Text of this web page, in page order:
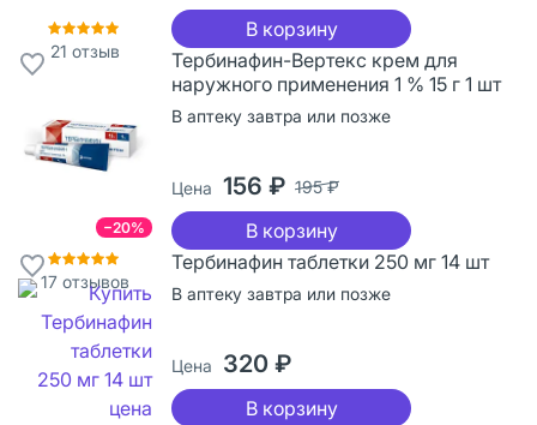
21 отзыв
В корзину
−20%
17 отзывов
Тербинафин-Вертекс крем для
наружного применения 1 % 15 г 1 шт
В аптеку завтра или позже
Цена 156 ₽ 195 ₽
В корзину
Тербинафин таблетки 250 мг 14 шт
В аптеку завтра или позже
Цена 320 ₽
В корзину